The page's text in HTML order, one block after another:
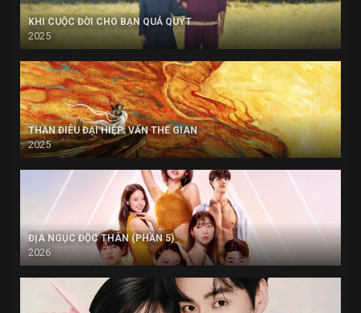
KHI CUỘC ĐỜI CHO BẠN QUẢ QUÝT
2025
THẦN ĐIÊU ĐẠI HIỆP: VẤN THẾ GIAN
2025
ĐỊA NGỤC ĐỘC THÂN (PHẦN 5)
2026